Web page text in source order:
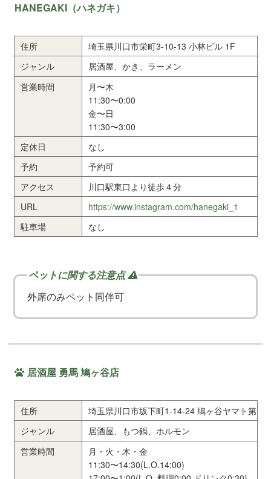
HANEGAKI（ハネガキ）
住所
埼玉県川口市栄町3-10-13 小林ビル 1F
ジャンル
居酒屋、かき、ラーメン
営業時間
月〜木
11:30〜0:00
金〜日
11:30〜3:00
定休日
なし
予約
予約可
アクセス
川口駅東口より徒歩４分
URL
https://www.instagram.com/hanegaki_1
駐車場
なし
外席のみペット同伴可
居酒屋 勇馬 鳩ヶ谷店
住所
埼玉県川口市坂下町1-14-24 鳩ヶ谷ヤマト第一
ジャンル
居酒屋、もつ鍋、ホルモン
営業時間
月・火・木・金
11:30〜14:30(L.O.14:00)